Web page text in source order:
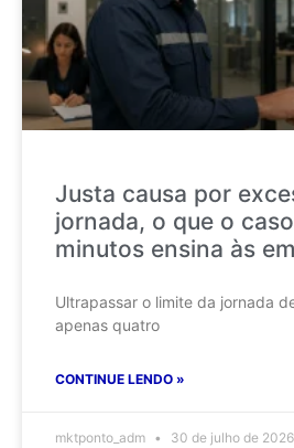
Justa causa por
jornada, o que o
minutos ensina às
Ultrapassar o limite da jornada
apenas quatro
CONTINUE LENDO »
mktponto_adm 30 de julho de 2026